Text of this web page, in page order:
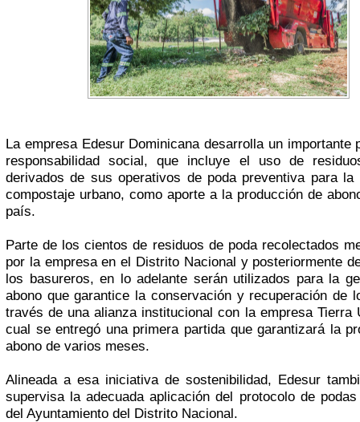
La empresa Edesur Dominicana desarrolla un importante
responsabilidad social, que incluye el uso de
derivados de sus operativos de poda preventiva para la
compostaje urbano, como aporte a la producción de
país.
Parte de los cientos de residuos de poda recolectados
por la empresa en el Distrito Nacional y posteriormente
los basureros, en lo adelante serán utilizados para la
abono que garantice la conservación y recuperación de
través de una alianza institucional con la empresa Tierra
cual se entregó una primera partida que garantizará la
abono de varios meses.
Alineada a esa iniciativa de sostenibilidad, Edesur
supervisa la adecuada aplicación del protocolo de
del Ayuntamiento del Distrito Nacional.